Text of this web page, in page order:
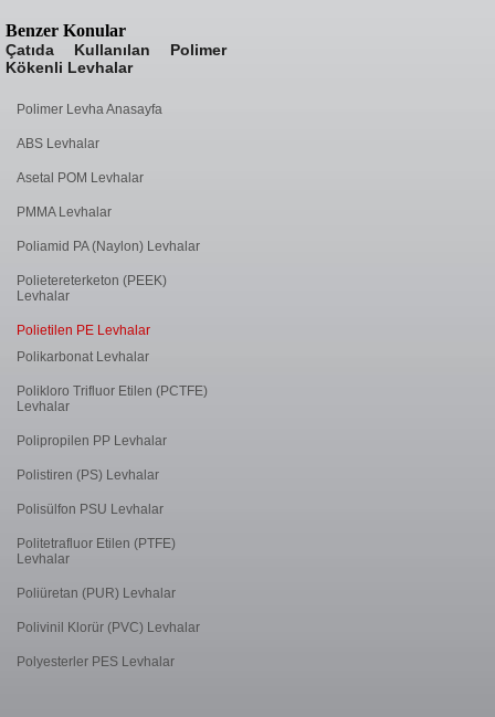
Benzer Konular
Çatıda Kullanılan Polimer
Kökenli Levhalar
Polimer Levha Anasayfa
ABS Levhalar
Asetal POM Levhalar
PMMA Levhalar
Poliamid PA (Naylon) Levhalar
Polietereterketon (PEEK)
Levhalar
Polietilen PE Levhalar
Polikarbonat Levhalar
Polikloro Trifluor Etilen (PCTFE)
Levhalar
Polipropilen PP Levhalar
Polistiren (PS) Levhalar
Polisülfon PSU Levhalar
Politetrafluor Etilen (PTFE)
Levhalar
Poliüretan (PUR) Levhalar
Polivinil Klorür (PVC) Levhalar
Polyesterler PES Levhalar